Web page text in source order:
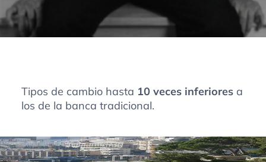
Tipos de cambio hasta 10 veces inferiores a
los de la banca tradicional.